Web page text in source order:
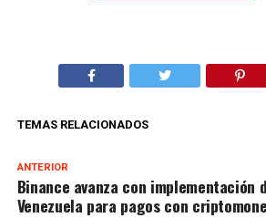
TEMAS RELACIONADOS
ANTERIOR
Binance avanza con implementación
Venezuela para pagos con